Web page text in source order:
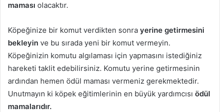
maması olacaktır.
Köpeğinize bir komut verdikten sonra yerine getirmesini
bekleyin ve bu sırada yeni bir komut vermeyin.
Köpeğinizin komutu algılaması için yapmasını istediğiniz
hareketi taklit edebilirsiniz. Komutu yerine getirmesinin
ardından hemen ödül maması vermeniz gerekmektedir.
Unutmayın ki köpek eğitimlerinin en büyük yardımcısı ödül
mamalarıdır.